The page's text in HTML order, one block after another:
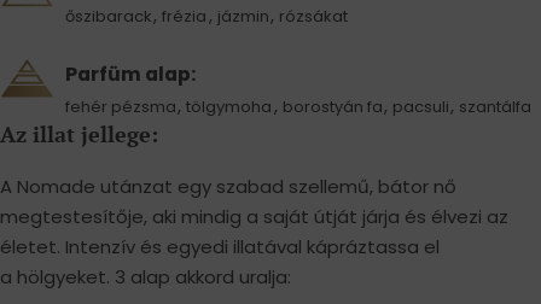
őszibarack, frézia, jázmin, rózsákat
Parfüm alap:
fehér pézsma, tölgymoha , borostyán fa, pacsuli, szantálfa
Az illat jellege:
A Nomade utánzat egy szabad szellemű, bátor nő
megtestesítője, aki mindig a saját útját járja és élvezi az
életet. Intenzív és egyedi illatával kápráztassa el
a hölgyeket. 3 alap akkord uralja: